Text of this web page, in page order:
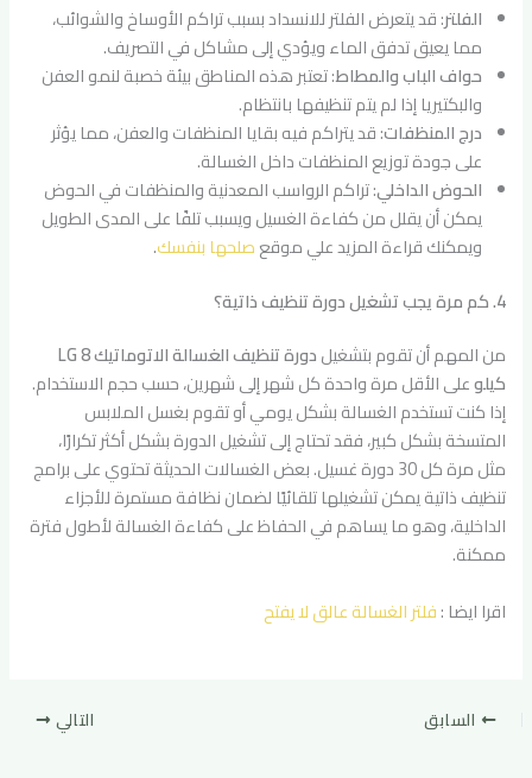
الفلتر: قد يتعرض الفلتر للانسداد بسبب تراكم الأوساخ والشوائب،
مما يعيق تدفق الماء ويؤدي إلى مشاكل في التصريف.
حواف الباب والمطاط: تعتبر هذه المناطق بيئة خصبة لنمو العفن
والبكتيريا إذا لم يتم تنظيفها بانتظام.
درج المنظفات: قد يتراكم فيه بقايا المنظفات والعفن، مما يؤثر
على جودة توزيع المنظفات داخل الغسالة.
الحوض الداخلي: تراكم الرواسب المعدنية والمنظفات في الحوض
يمكن أن يقلل من كفاءة الغسيل ويسبب تلفًا على المدى الطويل
ويمكنك قراءة المزيد علي موقعصلحها بنفسك.
4. كم مرة يجب تشغيل دورة تنظيف ذاتية؟
من المهم أن تقوم بتشغيل
دورة تنظيف الغسالة الاتوماتيك LG 8
كيلوعلى الأقل مرة واحدة كل شهر إلى شهرين، حسب حجم الاستخدام.
إذا كنت تستخدم الغسالة بشكل يومي أو تقوم بغسل الملابس
المتسخة بشكل كبير، فقد تحتاج إلى تشغيل الدورة بشكل أكثر تكرارًا،
مثل مرة كل 30 دورة غسيل. بعض الغسالات الحديثة تحتوي على برامج
تنظيف ذاتية يمكن تشغيلها تلقائيًا لضمان نظافة مستمرة للأجزاء
الداخلية، وهو ما يساهم في الحفاظ على كفاءة الغسالة لأطول فترة
ممكنة.
اقرا ايضا :فلتر الغسالة عالق لا يفتح
السابق التالي